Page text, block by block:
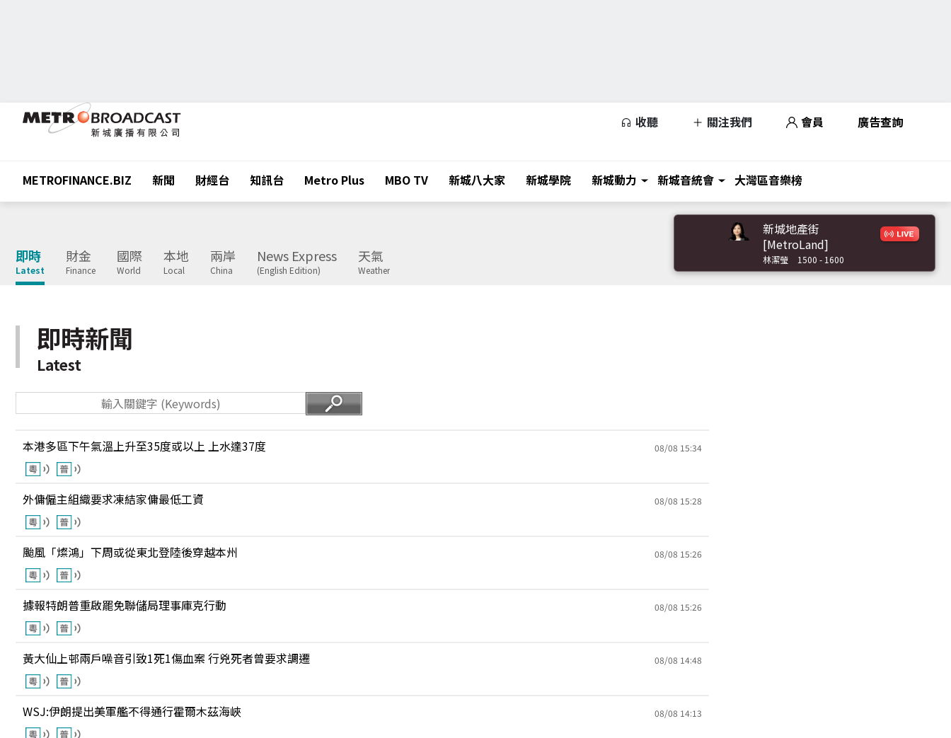
收聽 關注我們 會員 廣告查詢
METROFINANCE.BIZ 新聞 財經台 知訊台 Metro Plus MBO TV 新城八大家 新城學院 新城動力 新城音統會 大灣區音樂榜
即時
Latest
財金
Finance
國際
World
本地
Local
兩岸
China
News Express
(English Edition)
天氣
Weather
新城地產街
[MetroLand]
林潔瑩 1500 - 1600
即時新聞
Latest
本港多區下午氣溫上升至35度或以上 上水達37度 08/08 15:34
外傭僱主組織要求凍結家傭最低工資 08/08 15:28
颱風「燦鴻」下周或從東北登陸後穿越本州 08/08 15:26
據報特朗普重啟罷免聯儲局理事庫克行動 08/08 15:26
黃大仙上邨兩戶噪音引致1死1傷血案 行兇死者曾要求調遷 08/08 14:48
WSJ:伊朗提出美軍艦不得通行霍爾木茲海峽 08/08 14:13